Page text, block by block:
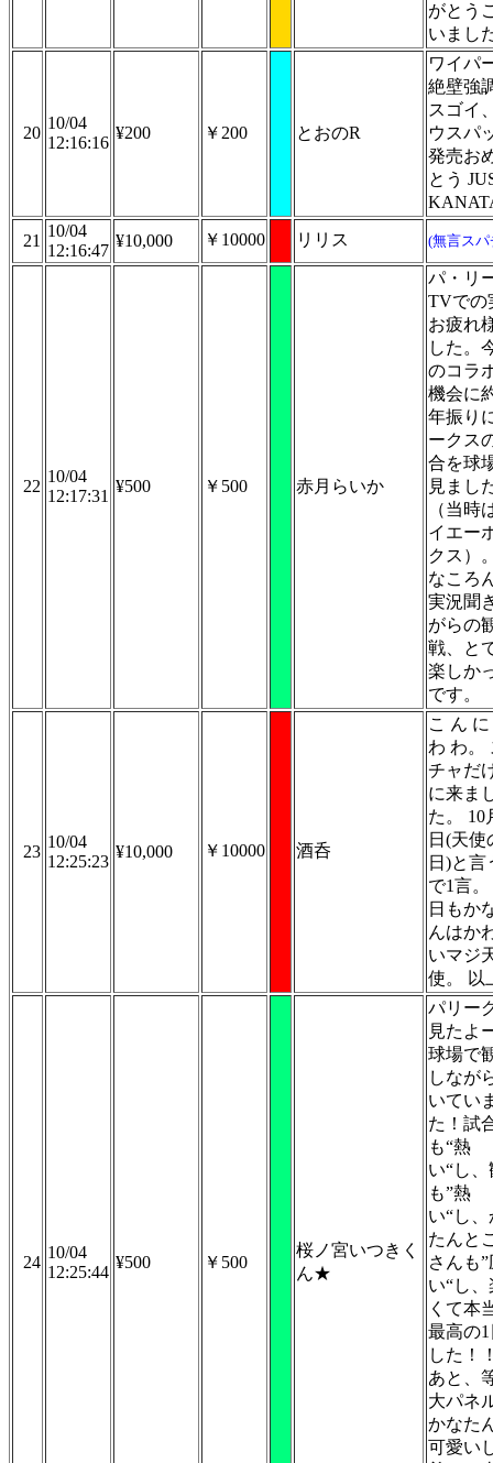
がとう
いまし
20
10/04
12:16:16
¥200 ￥200 とおのR
ワイパ
絶壁強
スゴイ
ウスパ
発売お
とう
21
10/04
12:16:47
¥10,000 ￥10000 リリス (無言スパ
22
10/04
12:17:31
¥500 ￥500 赤月らいか
パ・リ
TVでの
お疲れ
した。
のコラ
機会に
年振り
ークス
合を球
見まし
（当時
イエー
クス）
なころ
実況聞
がらの
戦、と
楽しか
です。
23
10/04
12:25:23
¥10,000 ￥10000 酒呑
こ ん
わ わ。
チャだ
に来ま
た。 10
日(天使
日)と言
で1言
日もか
んはか
いマジ
使。 以
24
10/04
12:25:44
¥500 ￥500
桜ノ宮いつきく
ん★
パリー
見たよ
球場で
しなが
いてい
た！試
も“熱
い“し
も”熱
い“し
たんと
さんも”
い“し
くて本
最高の
した！
あと、
大パネ
かなた
可愛い